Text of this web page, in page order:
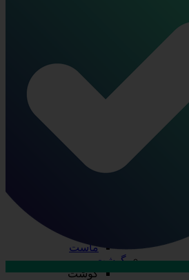
ظروف یکبار مصرف
درب ظروف
دستکش
ظرف پلاستیکی
قاشق، چنگال، کارد
کیسه فریزر
لیوان
ماست
گوشت
گوشت